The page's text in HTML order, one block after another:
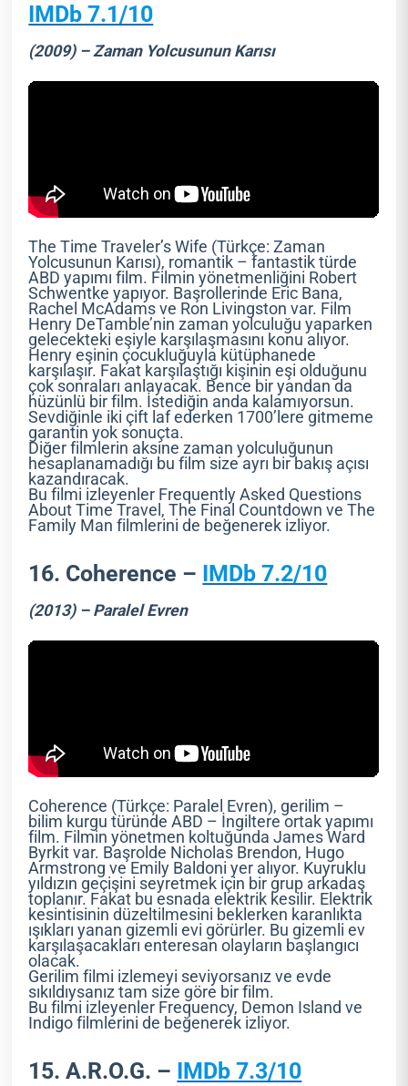
IMDb 7.1/10
(2009) – Zaman Yolcusunun Karısı
The Time Traveler’s Wife (Türkçe: Zaman
Yolcusunun Karısı), romantik – fantastik türde
ABD yapımı film. Filmin yönetmenliğini Robert
Schwentke yapıyor. Başrollerinde Eric Bana,
Rachel McAdams ve Ron Livingston var. Film
Henry DeTamble’nin zaman yolculuğu yaparken
gelecekteki eşiyle karşılaşmasını konu alıyor.
Henry eşinin çocukluğuyla kütüphanede
karşılaşır. Fakat karşılaştığı kişinin eşi olduğunu
çok sonraları anlayacak. Bence bir yandan da
hüzünlü bir film. İstediğin anda kalamıyorsun.
Sevdiğinle iki çift laf ederken 1700’lere gitmeme
garantin yok sonuçta.
Diğer filmlerin aksine zaman yolculuğunun
hesaplanamadığı bu film size ayrı bir bakış açısı
kazandıracak.
Bu filmi izleyenler Frequently Asked Questions
About Time Travel, The Final Countdown ve The
Family Man filmlerini de beğenerek izliyor.
16. Coherence – IMDb 7.2/10
(2013) – Paralel Evren
Coherence (Türkçe: Paralel Evren), gerilim –
bilim kurgu türünde ABD – İngiltere ortak yapımı
film. Filmin yönetmen koltuğunda James Ward
Byrkit var. Başrolde Nicholas Brendon, Hugo
Armstrong ve Emily Baldoni yer alıyor. Kuyruklu
yıldızın geçişini seyretmek için bir grup arkadaş
toplanır. Fakat bu esnada elektrik kesilir. Elektrik
kesintisinin düzeltilmesini beklerken karanlıkta
ışıkları yanan gizemli evi görürler. Bu gizemli ev
karşılaşacakları enteresan olayların başlangıcı
olacak.
Gerilim filmi izlemeyi seviyorsanız ve evde
sıkıldıysanız tam size göre bir film.
Bu filmi izleyenler Frequency, Demon Island ve
Indigo filmlerini de beğenerek izliyor.
15. A.R.O.G. – IMDb 7.3/10